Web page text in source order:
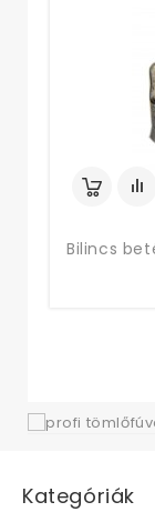
Bilincs
Kategóriák